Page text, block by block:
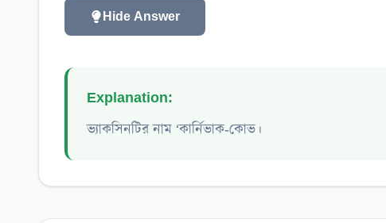
Hide Answer
Explanation:
ভ্যাকসিনটির নাম ‘কার্নিভাক-কোভ।